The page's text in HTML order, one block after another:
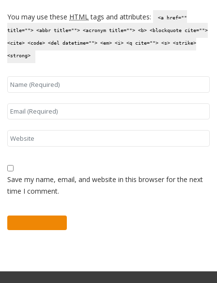
You may use these HTMLtags and attributes: <a href=""
title=""> <abbr title=""> <acronym title=""> <b> <blockquote cite="">
<cite> <code> <del datetime=""> <em> <i> <q cite=""> <s> <strike>
<strong>
Save my name, email, and website in this browser for the next
time I comment.